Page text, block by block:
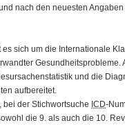
nach den neuesten
es sich um die Internationale
Gesundheitsprobleme.
und die
aufbereitet.
bei der Stichwortsuche ICD-
die 9. als auch die 10.